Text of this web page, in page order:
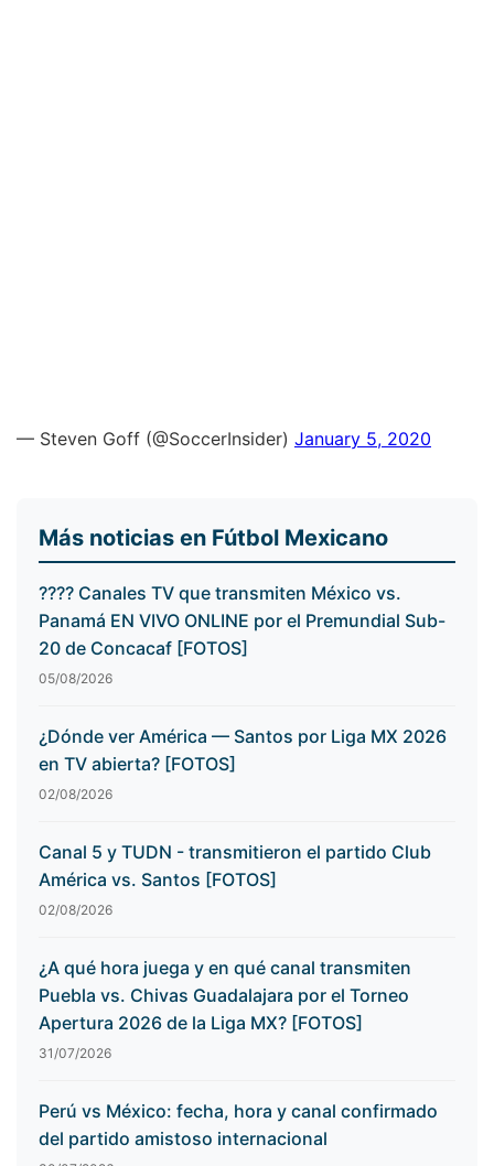
— Steven Goff (@SoccerInsider) January 5, 2020
Más noticias en Fútbol Mexicano
???? Canales TV que transmiten México vs.
Panamá EN VIVO ONLINE por el Premundial Sub-
20 de Concacaf [FOTOS]
05/08/2026
¿Dónde ver América — Santos por Liga MX 2026
en TV abierta? [FOTOS]
02/08/2026
Canal 5 y TUDN - transmitieron el partido Club
América vs. Santos [FOTOS]
02/08/2026
¿A qué hora juega y en qué canal transmiten
Puebla vs. Chivas Guadalajara por el Torneo
Apertura 2026 de la Liga MX? [FOTOS]
31/07/2026
Perú vs México: fecha, hora y canal confirmado
del partido amistoso internacional